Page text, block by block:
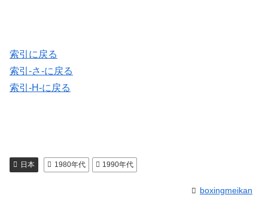
索引に戻る
索引-さ-に戻る
索引-H-に戻る
日本 1980年代 1990年代
boxingmeikan